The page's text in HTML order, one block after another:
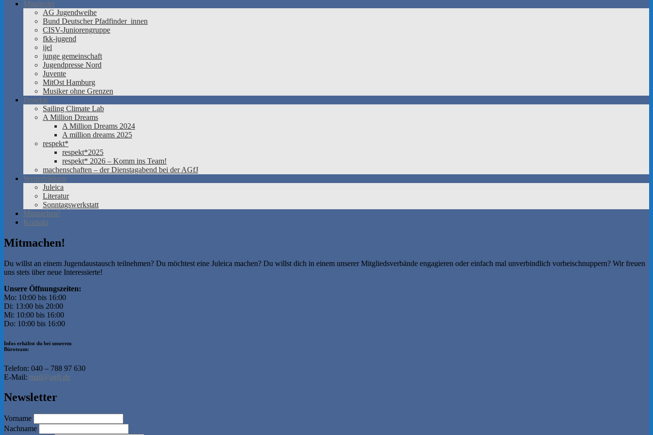
Mitglieder
AG Jugendweihe
Bund Deutscher Pfadfinder_innen
CISV-Juniorengruppe
fkk-jugend
ijel
junge gemeinschaft
Jugendpresse Nord
Juvente
MitOst Hamburg
Musiker ohne Grenzen
Projekte
Sailing Climate Lab
A Million Dreams
A Million Dreams 2024
A million dreams 2025
respekt*
respekt*2025
respekt* 2026 – Komm ins Team!
machenschaften – der Dienstagabend bei der AGfJ
Weiterbildung
Juleica
Literatur
Sonntagswerkstatt
Mitmachen!
Kontakt
Mitmachen!
Du willst an einem Jugendaustausch teilnehmen? Du möchtest eine Juleica machen? Du willst dich in einem unserer Mitgliedsverbände engagieren oder einfach mal unverbindlich vorbeischnuppern? Wir freuen
uns stets über neue Interessierte!
Unsere Öffnungszeiten:
Mo: 10:00 bis 16:00
Di: 13:00 bis 20:00
Mi: 10:00 bis 16:00
Do: 10:00 bis 16:00
Infos erhältst du bei unserem
Büroteam:
Telefon: 040 – 788 97 630
E-Mail: mail@agfj.de
Newsletter
Vorname
Nachname